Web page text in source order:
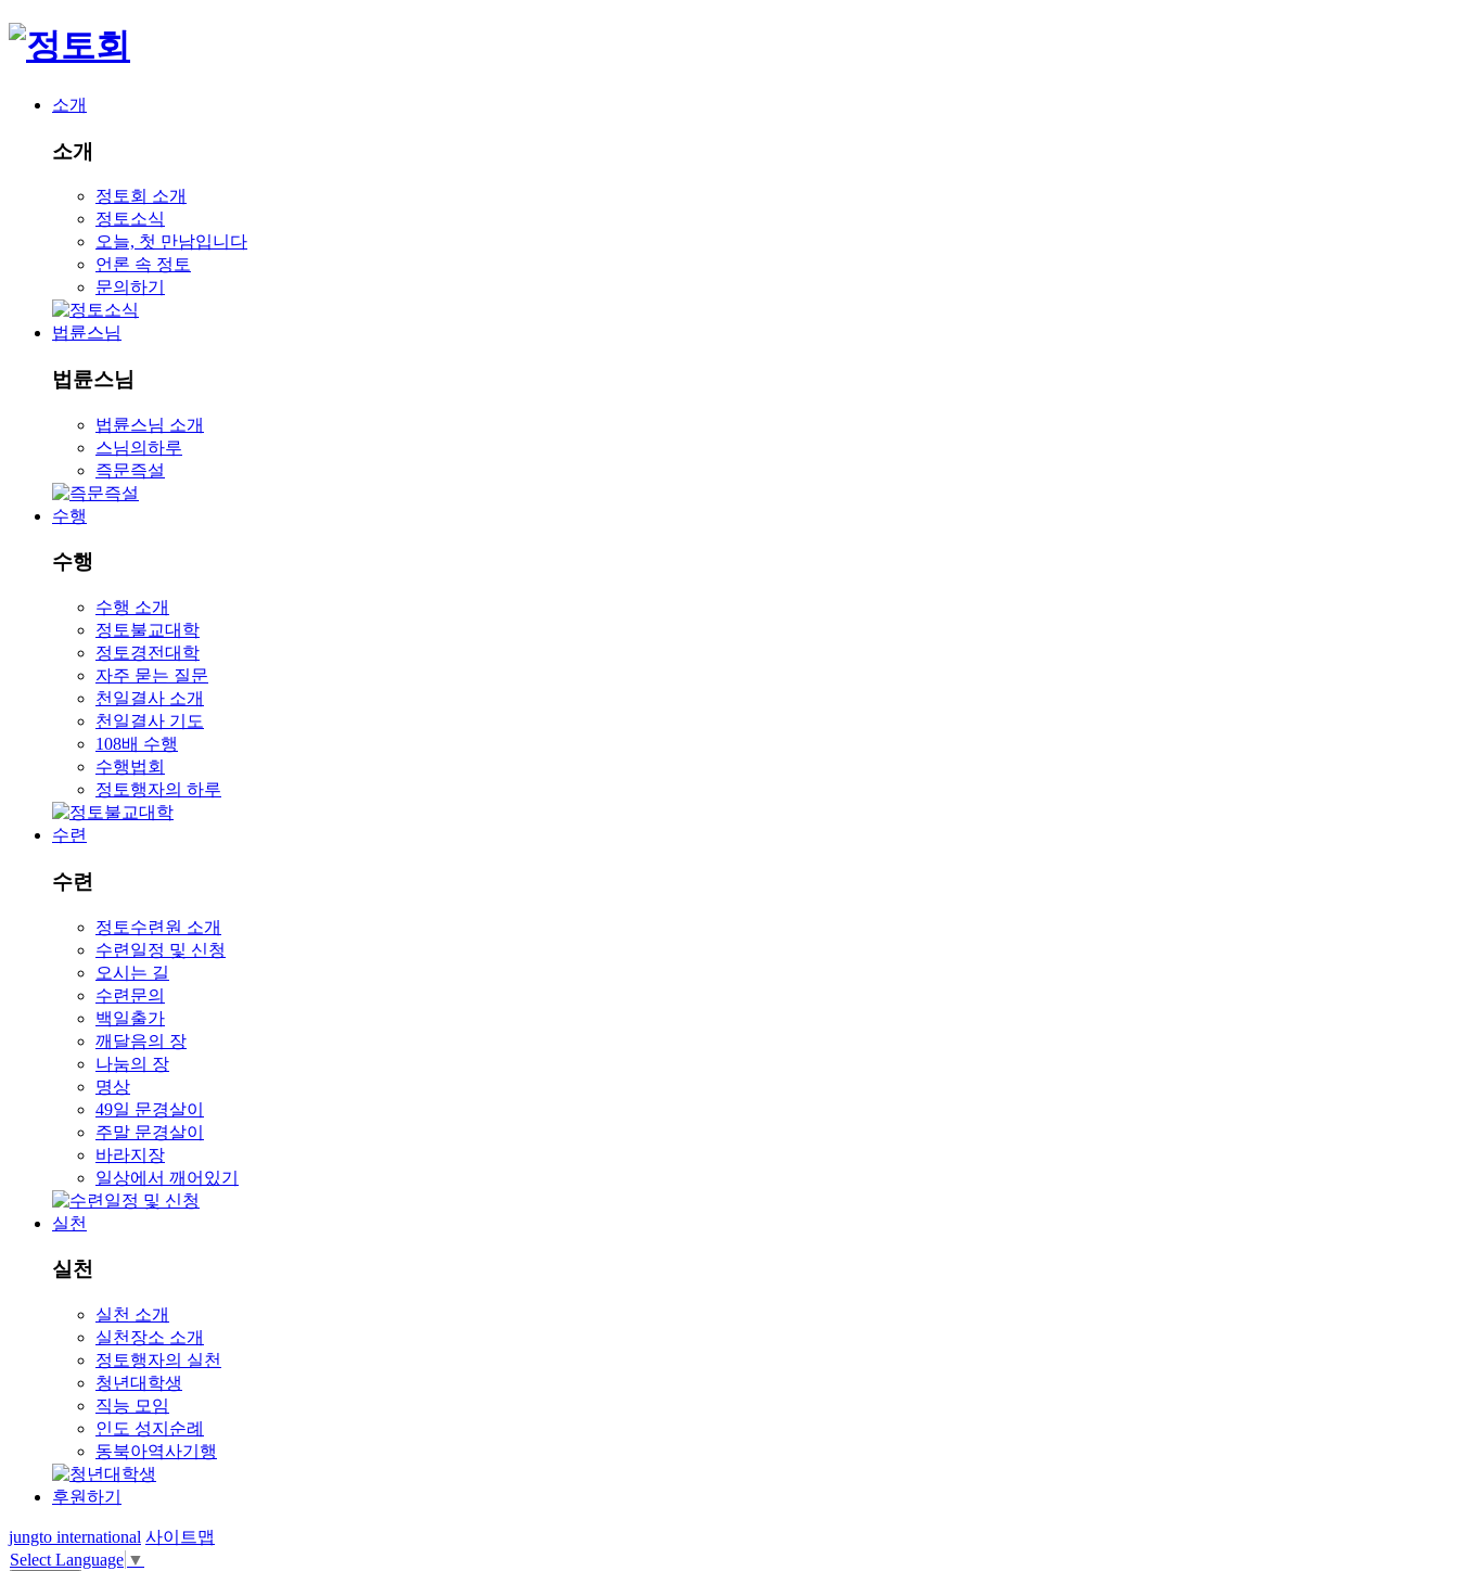
소개
소개
정토회 소개
정토소식
오늘, 첫 만남입니다
언론 속 정토
문의하기
법륜스님
법륜스님
법륜스님 소개
스님의하루
즉문즉설
수행
수행
수행 소개
정토불교대학
정토경전대학
자주 묻는 질문
천일결사 소개
천일결사 기도
108배 수행
수행법회
정토행자의 하루
수련
수련
정토수련원 소개
수련일정 및 신청
오시는 길
수련문의
백일출가
깨달음의 장
나눔의 장
명상
49일 문경살이
주말 문경살이
바라지장
일상에서 깨어있기
실천
실천
실천 소개
실천장소 소개
정토행자의 실천
청년대학생
직능 모임
인도 성지순례
동북아역사기행
후원하기
jungto international 사이트맵
Select Language ▼